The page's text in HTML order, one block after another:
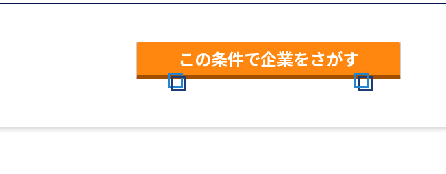
この条件で企業をさがす